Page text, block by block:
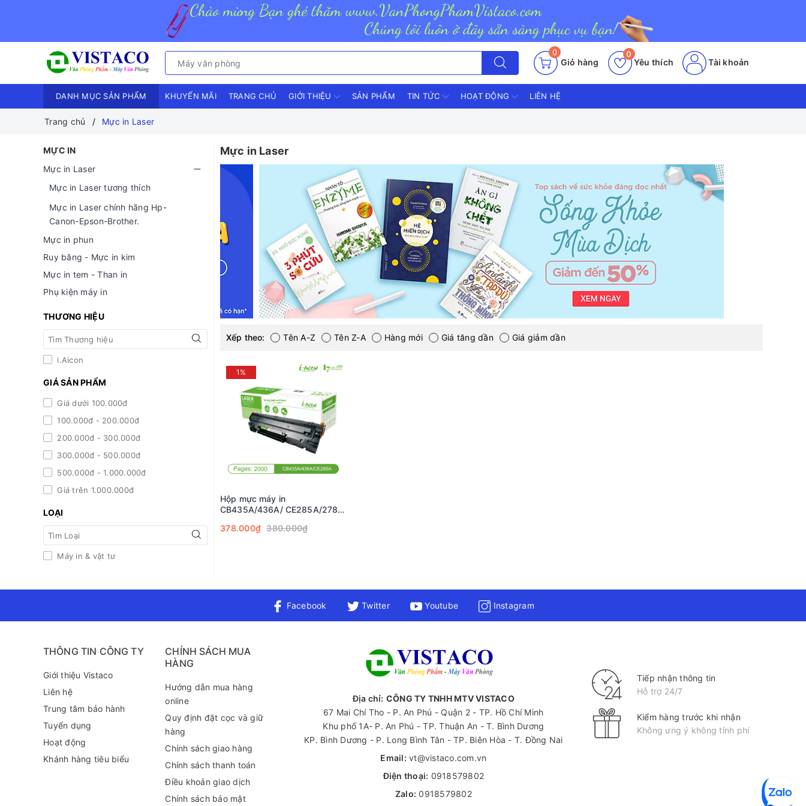
0
Giỏ hàng Yêu thích
0
Tài khoản
DANH MỤC SẢN PHẨM KHUYẾN MÃI TRANG CHỦ GIỚI THIỆU SẢN PHẨM TIN TỨC HOẠT ĐỘNG LIÊN HỆ
Trang chủ Mực in Laser
MỰC IN
Mực in Laser
Mực in Laser tương thích
Mực in Laser chính hãng Hp-
Canon-Epson-Brother.
Mực in phun
Ruy băng - Mực in kim
Mực in tem - Than in
Phụ kiện máy in
THƯƠNG HIỆU
i.Aicon
GIÁ SẢN PHẨM
Giá dưới 100.000đ
100.000đ - 200.000đ
200.000đ - 300.000đ
300.000đ - 500.000đ
500.000đ - 1.000.000đ
Giá trên 1.000.000đ
LOẠI
Máy in & vật tư
Mực in Laser
Xếp theo: Tên A-Z Tên Z-A Hàng mới Giá tăng dần Giá giảm dần
1%
Hộp mực máy in
CB435A/436A/ CE285A/278A,
378.000₫ 380.000₫
Facebook Twitter Youtube Instagram
THÔNG TIN CÔNG TY
Giới thiệu Vistaco
Liên hệ
Trung tâm bảo hành
Tuyển dụng
Hoạt động
Khánh hàng tiêu biểu
CHÍNH SÁCH MUA
HÀNG
Hướng dẫn mua hàng
online
Quy định đặt cọc và giữ
hàng
Chính sách giao hàng
Chính sách thanh toán
Điều khoản giao dịch
Chính sách bảo mật
Địa chỉ: CÔNG TY TNHH MTV VISTACO
67 Mai Chí Tho - P. An Phú - Quận 2 - TP. Hồ Chí Minh
Khu phố 1A- P. An Phú - TP. Thuận An - T. Bình Dương
KP. Bình Dương - P. Long Bình Tân - TP. Biên Hòa - T. Đồng Nai
Email: vt@vistaco.com.vn
Điện thoại: 0918579802
Zalo: 0918579802
Tiếp nhận thông tin
Hỗ trợ 24/7
Kiểm hàng trước khi nhận
Không ưng ý không tính phí